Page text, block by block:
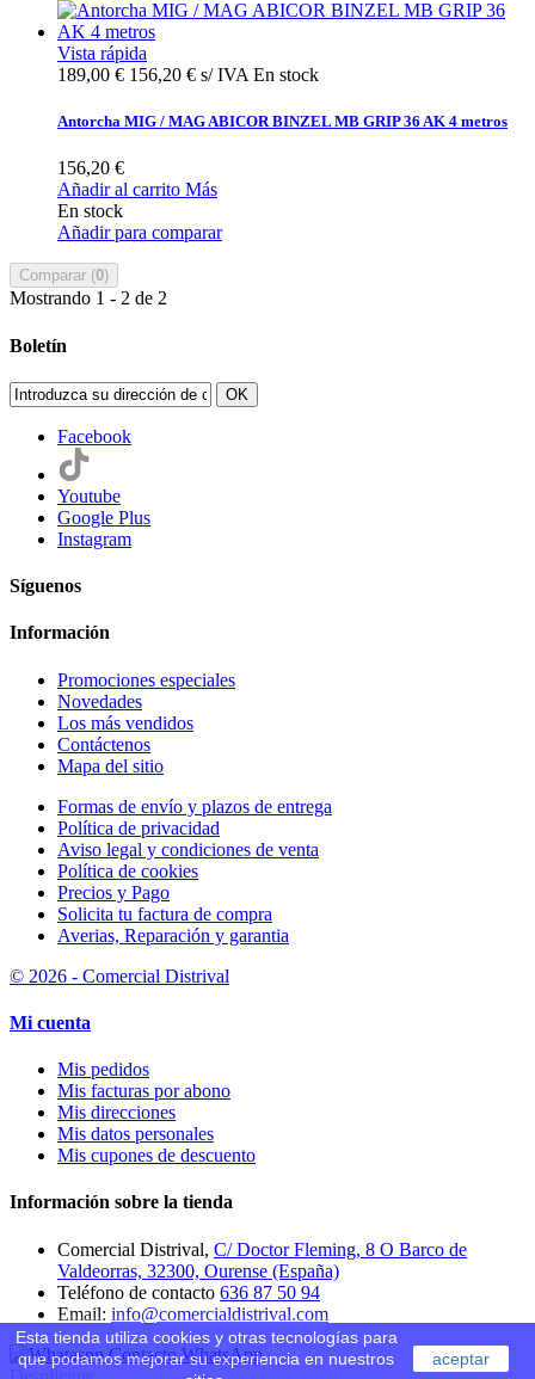
Vista rápida
189,00 € 156,20 € s/ IVA En stock
Antorcha MIG / MAG ABICOR BINZEL MB GRIP 36 AK 4 metros
156,20 €
Añadir al carrito Más
En stock
Añadir para comparar
Comparar (0)
Mostrando 1 - 2 de 2
Boletín
OK
Facebook
Youtube
Google Plus
Instagram
Síguenos
Información
Promociones especiales
Novedades
Los más vendidos
Contáctenos
Mapa del sitio
Formas de envío y plazos de entrega
Política de privacidad
Aviso legal y condiciones de venta
Política de cookies
Precios y Pago
Solicita tu factura de compra
Averias, Reparación y garantia
© 2026 - Comercial Distrival
Mi cuenta
Mis pedidos
Mis facturas por abono
Mis direcciones
Mis datos personales
Mis cupones de descuento
Información sobre la tienda
Comercial Distrival, C/ Doctor Fleming, 8 O Barco de
Valdeorras, 32300, Ourense (España)
Teléfono de contacto 636 87 50 94
Email: info@comercialdistrival.com
Esta tienda utiliza cookies y otras tecnologías para
que podamos mejorar su experiencia en nuestros
aceptar
Contacto WhatsApp